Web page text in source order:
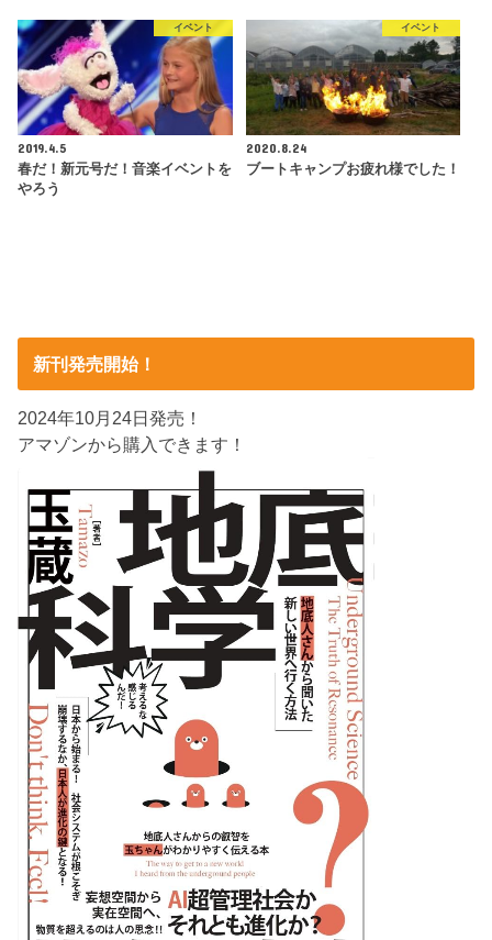
イベント
2019.4.5
春だ！新元号だ！音楽イベントを
やろう
イベント
2020.8.24
ブートキャンプお疲れ様でした！
新刊発売開始！
2024年10月24日発売！
アマゾンから購入できます！